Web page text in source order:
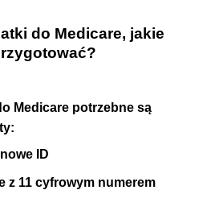
do Medicare, jakie
Medicare potrzebne są
ID
z 11 cyfrowym numerem